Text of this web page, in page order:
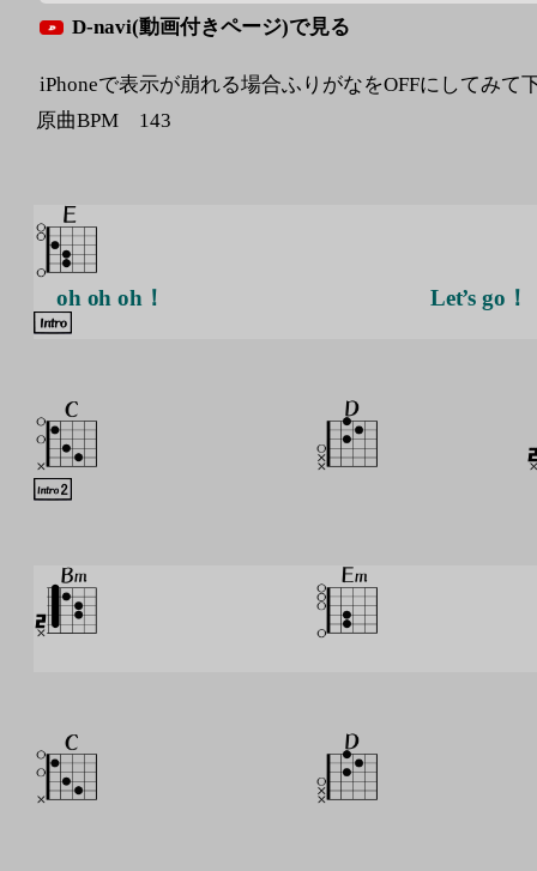
D-navi(動画付きページ)で見る
iPhoneで表示が崩れる場合ふりがなをOFFにしてみて
原曲BPM 143
oh oh oh！ Let’s go！